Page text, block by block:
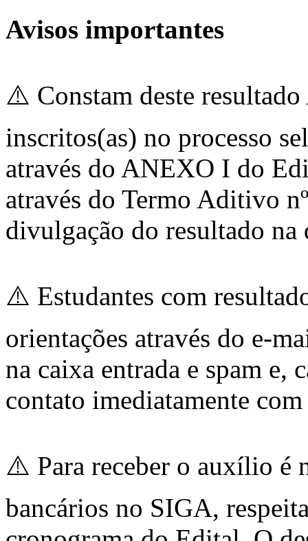
Avisos importantes
⚠️ Constam deste
inscritos(as) no processo
através do ANEXO I do
através do Termo Aditivo
divulgação do resultado
⚠️ Estudantes com
orientações através do e-
na caixa entrada e spam e,
contato imediatamente
⚠️ Para receber o auxílio é
bancários no SIGA,